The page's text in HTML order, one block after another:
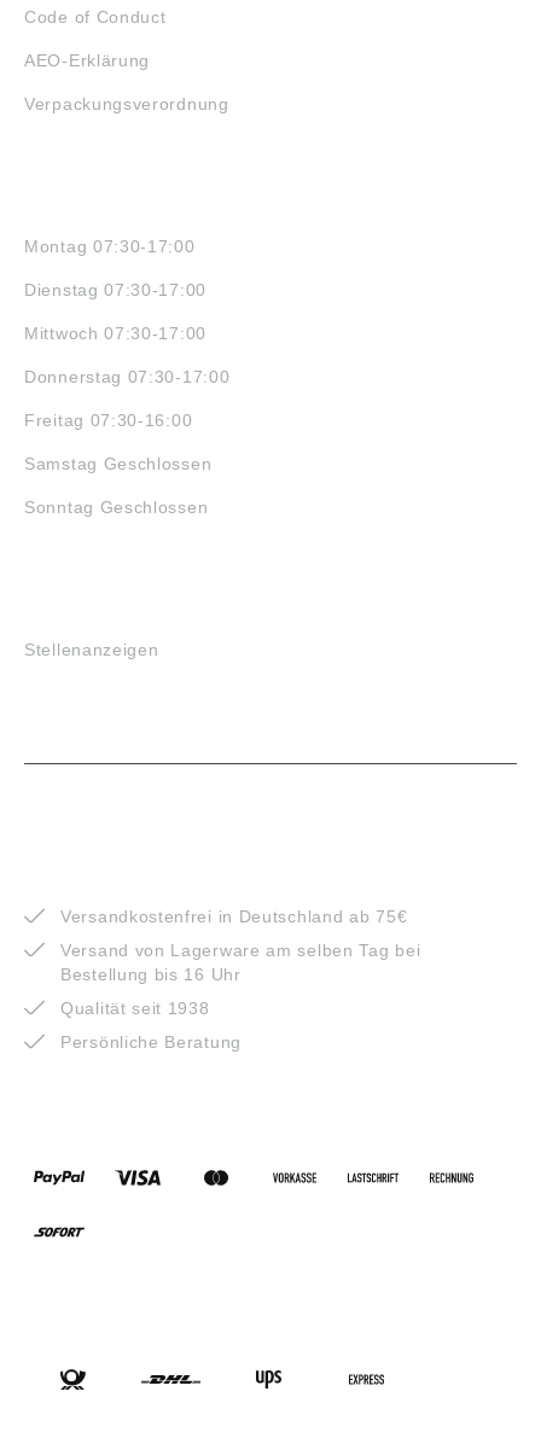
Code of Conduct
AEO-Erklärung
Verpackungsverordnung
Montag 07:30-17:00
Dienstag 07:30-17:00
Mittwoch 07:30-17:00
Donnerstag 07:30-17:00
Freitag 07:30-16:00
Samstag Geschlossen
Sonntag Geschlossen
Stellenanzeigen
Versandkostenfrei in Deutschland ab 75€
Versand von Lagerware am selben Tag bei
Bestellung bis 16 Uhr
Qualität seit 1938
Persönliche Beratung